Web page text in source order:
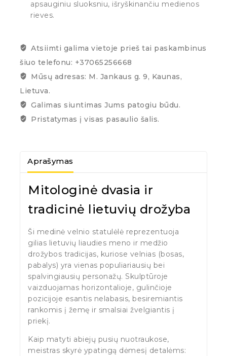
apsauginiu sluoksniu, išryškinančiu medienos
rieves.
Atsiimti galima vietoje prieš tai paskambinus
šiuo telefonu: +37065256668
Mūsų adresas: M. Jankaus g. 9, Kaunas,
Lietuva.
Galimas siuntimas Jums patogiu būdu.
Pristatymas į visas pasaulio šalis.
Aprašymas
Mitologinė dvasia ir
tradicinė lietuvių drožyba
Ši medinė velnio statulėlė reprezentuoja
gilias lietuvių liaudies meno ir medžio
drožybos tradicijas, kuriose velnias (bosas,
pabalys) yra vienas populiariausių bei
spalvingiausių personažų. Skulptūroje
vaizduojamas horizontalioje, gulinčioje
pozicijoje esantis nelabasis, besiremiantis
rankomis į žemę ir smalsiai žvelgiantis į
priekį.
Kaip matyti abiejų pusių nuotraukose,
meistras skyrė ypatingą dėmesį detalėms: